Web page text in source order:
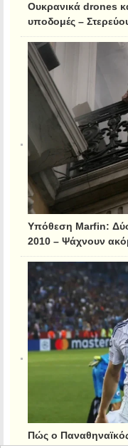
Ουκρανικά drones
υποδομές –
Υπόθεση Marfin:
2010 – Ψάχνουν
Πώς ο